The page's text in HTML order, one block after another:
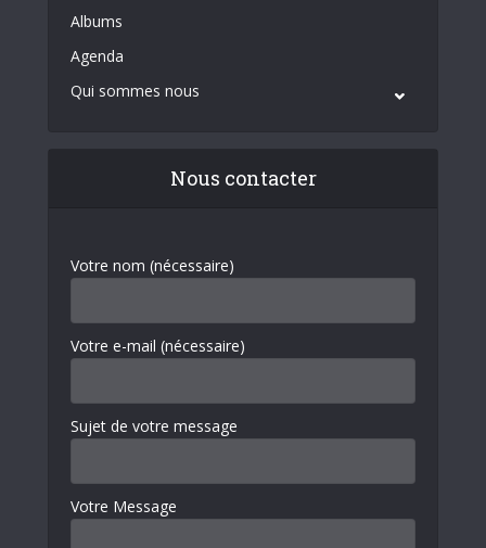
Albums
Agenda
Qui sommes nous
Nous contacter
Votre nom (nécessaire)
Votre e-mail (nécessaire)
Sujet de votre message
Votre Message